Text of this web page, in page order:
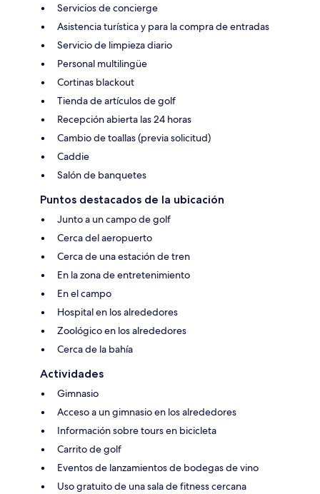
Servicios de concierge
Asistencia turística y para la compra de entradas
Servicio de limpieza diario
Personal multilingüe
Cortinas blackout
Tienda de artículos de golf
Recepción abierta las 24 horas
Cambio de toallas (previa solicitud)
Caddie
Salón de banquetes
Puntos destacados de la ubicación
Junto a un campo de golf
Cerca del aeropuerto
Cerca de una estación de tren
En la zona de entretenimiento
En el campo
Hospital en los alrededores
Zoológico en los alrededores
Cerca de la bahía
Actividades
Gimnasio
Acceso a un gimnasio en los alrededores
Información sobre tours en bicicleta
Carrito de golf
Eventos de lanzamientos de bodegas de vino
Uso gratuito de una sala de fitness cercana